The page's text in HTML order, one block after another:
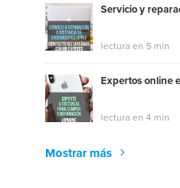
Servicio y
lectura en 5 min
Expertos online
lectura en 4 min
Mostrar más